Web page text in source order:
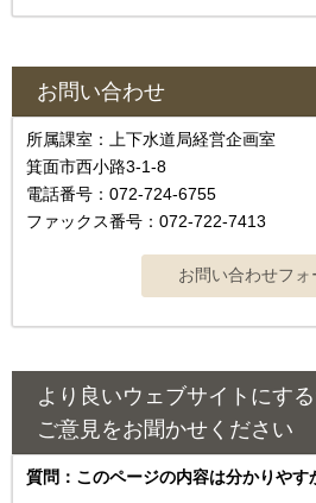
お問い合わせ
所属課室：上下水道局経営企画室
箕面市西小路3-1-8
電話番号：072-724-6755
ファックス番号：072-722-7413
より良いウェブサイトにす
ご意見をお聞かせください
質問：このページの内容は分かりやす